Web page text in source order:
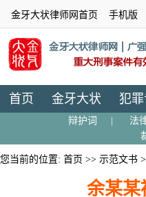
金牙大状律师网首页 手机版
首页 金牙大状 犯
辩护词 法
您当前的位置: 首页 >> 示范文书
余某某